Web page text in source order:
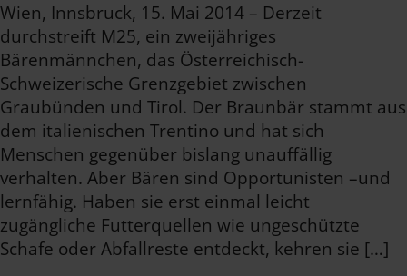
Wien, Innsbruck, 15. Mai 2014 – Derzeit
durchstreift M25, ein zweijähriges
Bärenmännchen, das Österreichisch-
Schweizerische Grenzgebiet zwischen
Graubünden und Tirol. Der Braunbär stammt aus
dem italienischen Trentino und hat sich
Menschen gegenüber bislang unauffällig
verhalten. Aber Bären sind Opportunisten –und
lernfähig. Haben sie erst einmal leicht
zugängliche Futterquellen wie ungeschützte
Schafe oder Abfallreste entdeckt, kehren sie […]